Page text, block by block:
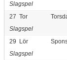
Slagspel
27 Tor
Slagspel
29 Lör
Slagspel